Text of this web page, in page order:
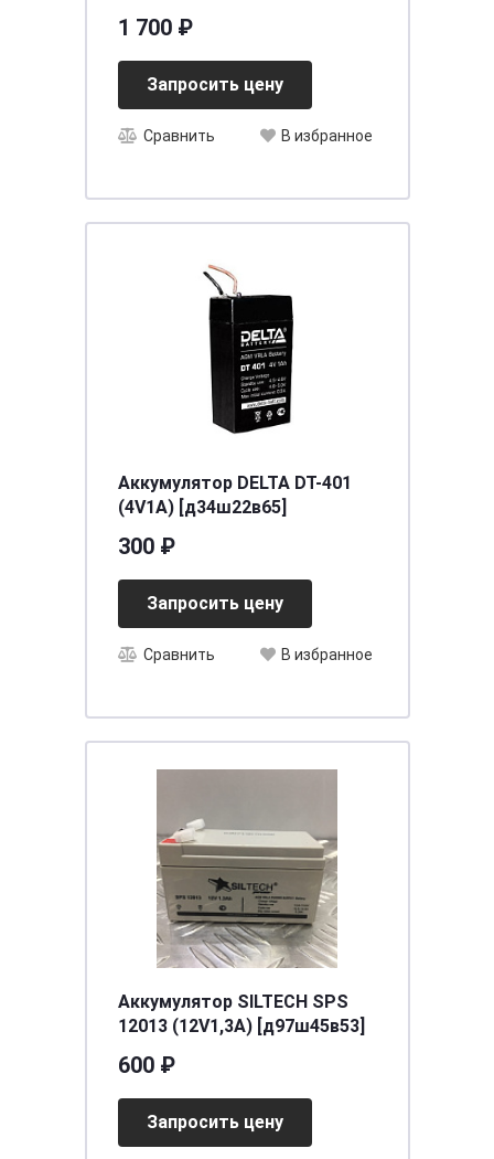
[д137ш76в124/???]
1 700 ₽
Запросить цену
Сравнить В избранное
Аккумулятор DELTA DT-401
(4V1A) [д34ш22в65]
300 ₽
Запросить цену
Сравнить В избранное
Аккумулятор SILTECH SPS
12013 (12V1,3A) [д97ш45в53]
600 ₽
Запросить цену